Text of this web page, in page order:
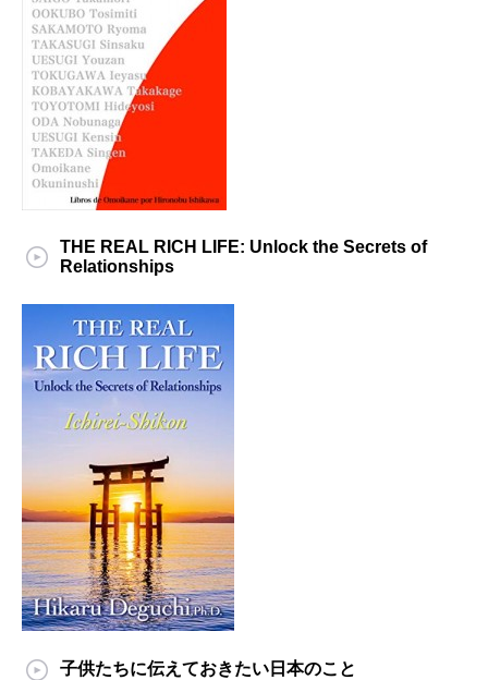
THE REAL RICH LIFE: Unlock the Secrets of
Relationships
子供たちに伝えておきたい日本のこと